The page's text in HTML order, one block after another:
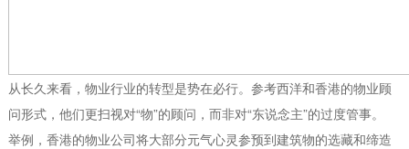
从长久来看，物业行业的转型是势在必行。参考西洋和香港的物业顾
问形式，他们更扫视对“物”的顾问，而非对“东说念主”的过度管事。
举例，香港的物业公司将大部分元气心灵参预到建筑物的选藏和缔造